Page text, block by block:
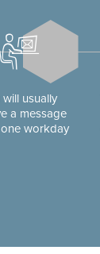
will usually
a message
workday